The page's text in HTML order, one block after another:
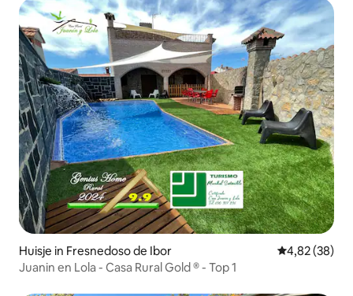
Huisje in Fresnedoso de Ibor Gemiddelde
4,82 (38)
Juanin en Lola - Casa Rural Gold ® - Top 1